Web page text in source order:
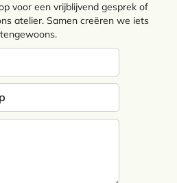
voor een vrijblijvend gesprek of
atelier. Samen creëren we iets